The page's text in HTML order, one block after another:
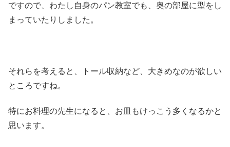
ですので、わたし自身のパン教室でも、奥の部屋に型をし
まっていたりしました。
それらを考えると、トール収納など、大きめなのが欲しい
ところですね。
特にお料理の先生になると、お皿もけっこう多くなるかと
思います。